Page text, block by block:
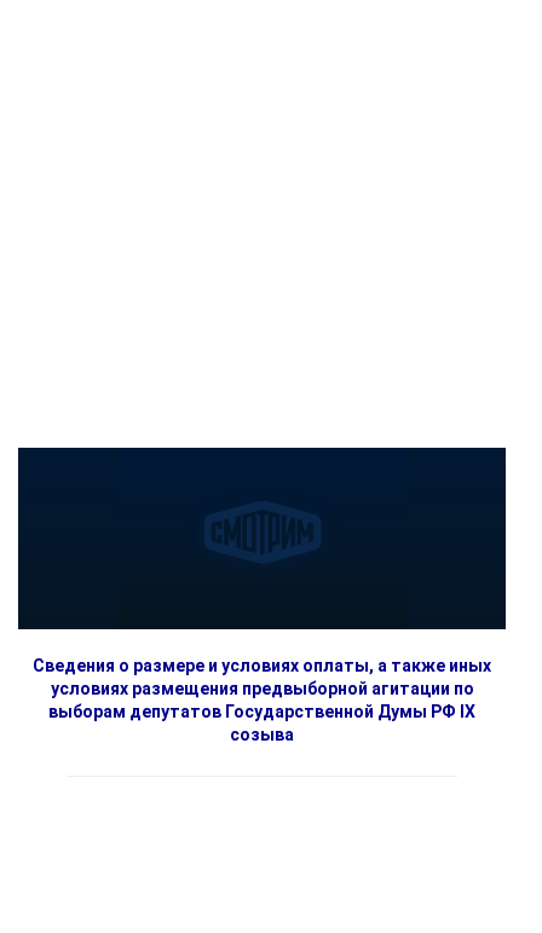
Сведения о размере и условиях оплаты, а также иных
условиях размещения предвыборной агитации по
выборам депутатов Государственной Думы РФ IX
созыва